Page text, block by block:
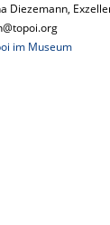
Diezemann,
im Museum